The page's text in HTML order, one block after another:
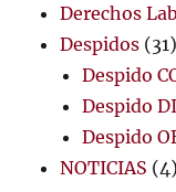
Derechos
Despidos (31)
Despido
Despido
Despido
NOTICIAS (4)